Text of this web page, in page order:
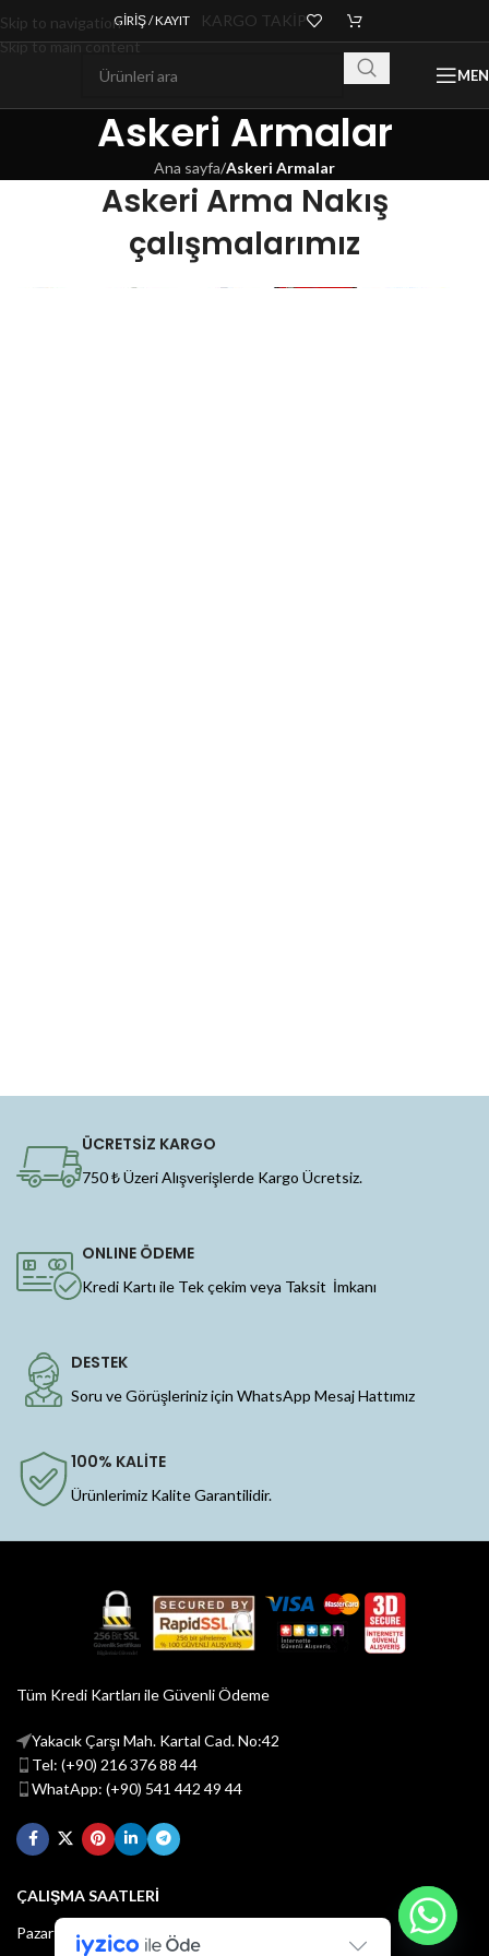
Skip to navigation
Skip to main content
GIRIŞ / KAYIT KARGO TAKİP
Askeri Armalar
Ana sayfa/Askeri Armalar
Askeri Arma Nakış
çalışmalarımız
ÜCRETSİZ KARGO
750 ₺ Üzeri Alışverişlerde Kargo Ücretsiz.
ONLINE ÖDEME
Kredi Kartı ile Tek çekim veya Taksit İmkanı
DESTEK
Soru ve Görüşleriniz için WhatsApp Mesaj Hattımız
100% KALİTE
Ürünlerimiz Kalite Garantilidir.
Tüm Kredi Kartları ile Güvenli Ödeme
Yakacık Çarşı Mah. Kartal Cad. No:42
Tel: (+90) 216 376 88 44
WhatApp: (+90) 541 442 49 44
ÇALIŞMA SAATLERİ
Pazartesi - Cuma : 08:30 - 18:30